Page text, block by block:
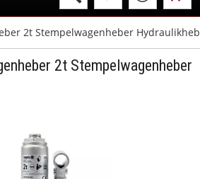
2t Stempelwagenheber
2t Stempelwagenheber